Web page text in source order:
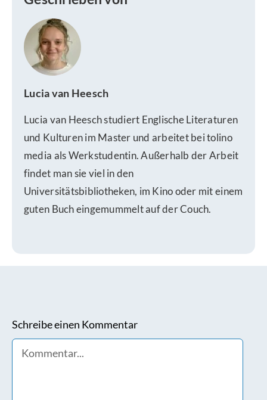
Lucia van Heesch
Lucia van Heesch studiert Englische Literaturen
und Kulturen im Master und arbeitet bei tolino
media als Werkstudentin. Außerhalb der Arbeit
findet man sie viel in den
Universitätsbibliotheken, im Kino oder mit einem
guten Buch eingemummelt auf der Couch.
Schreibe einen Kommentar
Comment